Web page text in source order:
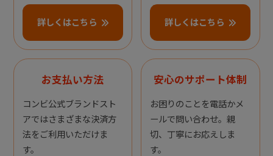
詳しくはこちら 詳しくはこちら
お支払い方法
コンビ公式ブランドスト
アではさまざまな決済方
法をご利用いただけま
す。
安心のサポート体制
お困りのことを電話かメ
ールで問い合わせ。親
切、丁寧にお応えしま
す。